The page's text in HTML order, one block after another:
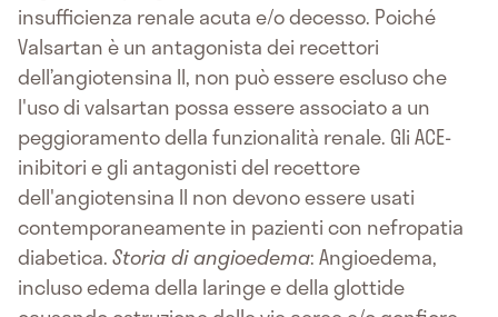
insufficienza renale acuta e/o decesso. Poiché
Valsartan è un antagonista dei recettori
dell’angiotensina II, non può essere escluso che
l'uso di valsartan possa essere associato a un
peggioramento della funzionalità renale. Gli ACE-
inibitori e gli antagonisti del recettore
dell'angiotensina II non devono essere usati
contemporaneamente in pazienti con nefropatia
diabetica.Storia di angioedema: Angioedema,
incluso edema della laringe e della glottide